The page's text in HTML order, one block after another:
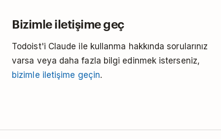
Bizimle iletişime geç
Todoist'i Claude ile kullanma hakkında sorularınız
varsa veya daha fazla bilgi edinmek isterseniz,
bizimle iletişime geçin.